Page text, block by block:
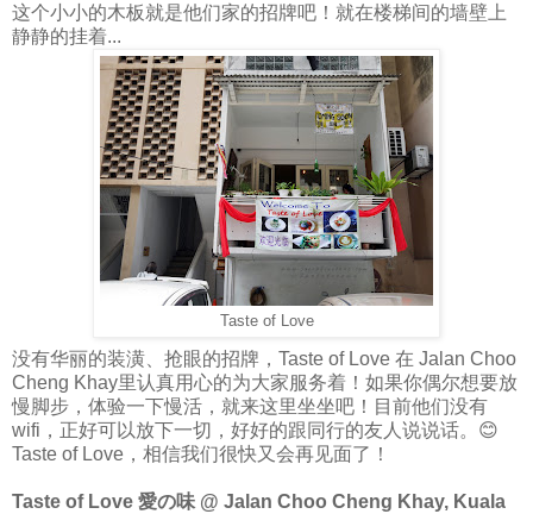
这个小小的木板就是他们家的招牌吧！就在楼梯间的墙壁上
静静的挂着...
Taste of Love
没有华丽的装潢、抢眼的招牌，Taste of Love 在 Jalan Choo
Cheng Khay里认真用心的为大家服务着！如果你偶尔想要放
慢脚步，体验一下慢活，就来这里坐坐吧！目前他们没有
wifi，正好可以放下一切，好好的跟同行的友人说说话。😊
Taste of Love，相信我们很快又会再见面了！
Taste of Love 愛の味 @ Jalan Choo Cheng Khay, Kuala